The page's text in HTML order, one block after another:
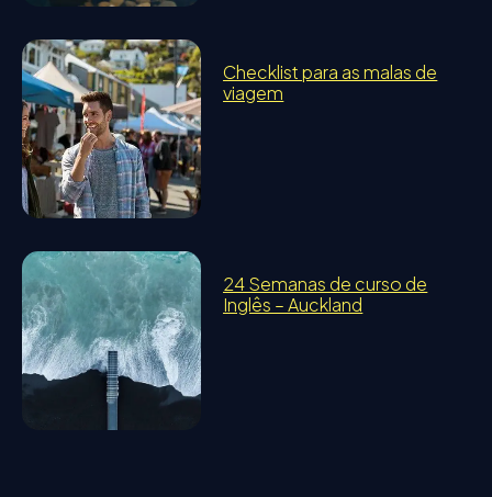
Checklist para as malas de
viagem
24 Semanas de curso de
Inglês – Auckland